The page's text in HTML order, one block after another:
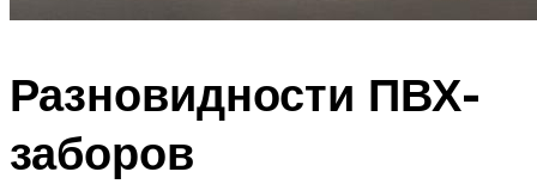
Разновидности ПВХ-
заборов